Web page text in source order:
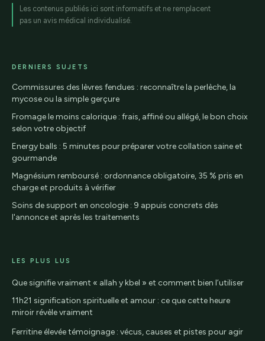
Les contenus publiés ici sont informatifs et ne remplacent
pas un avis médical individualisé.
DERNIERS SUJETS
Commissures des lèvres fendues : reconnaître la perlèche, la
mycose ou la simple gerçure
Fromage le moins calorique : frais, affiné ou allégé, le bon choix
selon votre objectif
Energy balls : 5 minutes pour préparer votre collation saine et
gourmande
Magnésium remboursé : ordonnance obligatoire, 35 % pris en
charge et produits à vérifier
Soins de support en oncologie : 9 appuis concrets dès
l'annonce et après les traitements
LES PLUS LUS
Que signifie vraiment « allah y kbel » et comment bien l’utiliser
11h21 signification spirituelle et amour : ce que cette heure
miroir révèle vraiment
Ferritine élevée témoignage : vécus, causes et pistes pour agir